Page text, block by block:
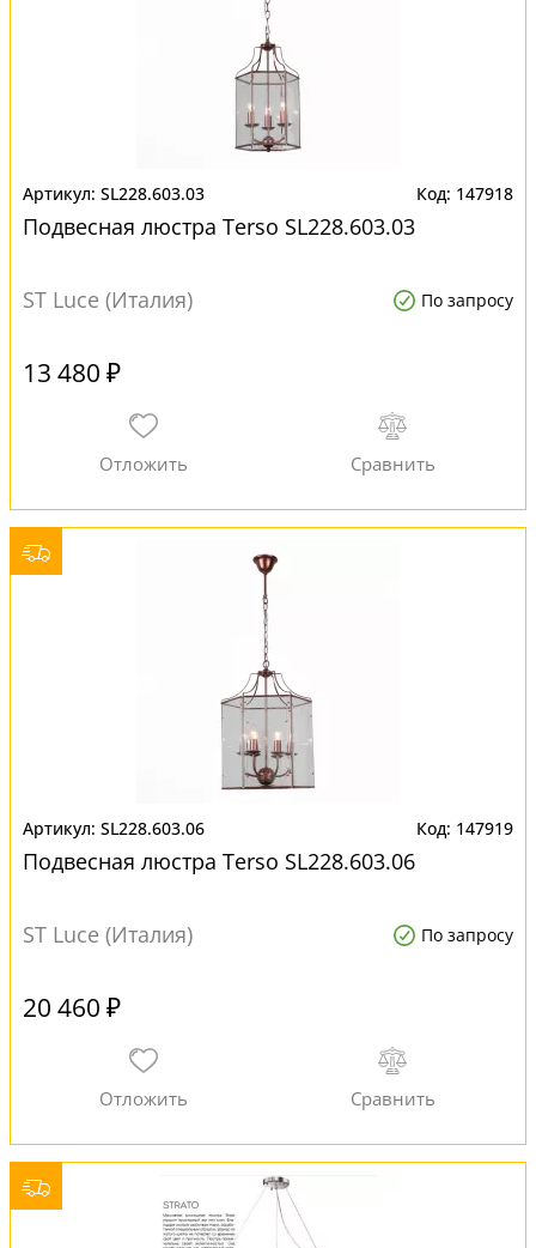
SL228.603.03 147918
Подвесная люстра Terso SL228.603.03
ST Luce (Италия) По запросу
13 480 ₽
SL228.603.06 147919
Подвесная люстра Terso SL228.603.06
ST Luce (Италия) По запросу
20 460 ₽